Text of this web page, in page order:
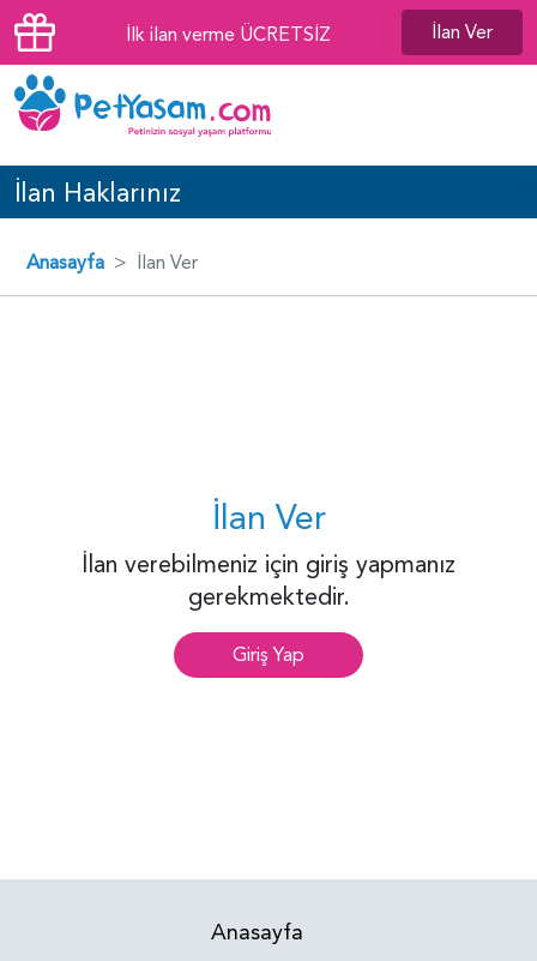
İlk ilan verme ÜCRETSİZ İlan Ver
İlan Haklarınız
Anasayfa İlan Ver
İlan Ver
İlan verebilmeniz için giriş yapmanız
gerekmektedir.
Giriş Yap
Anasayfa